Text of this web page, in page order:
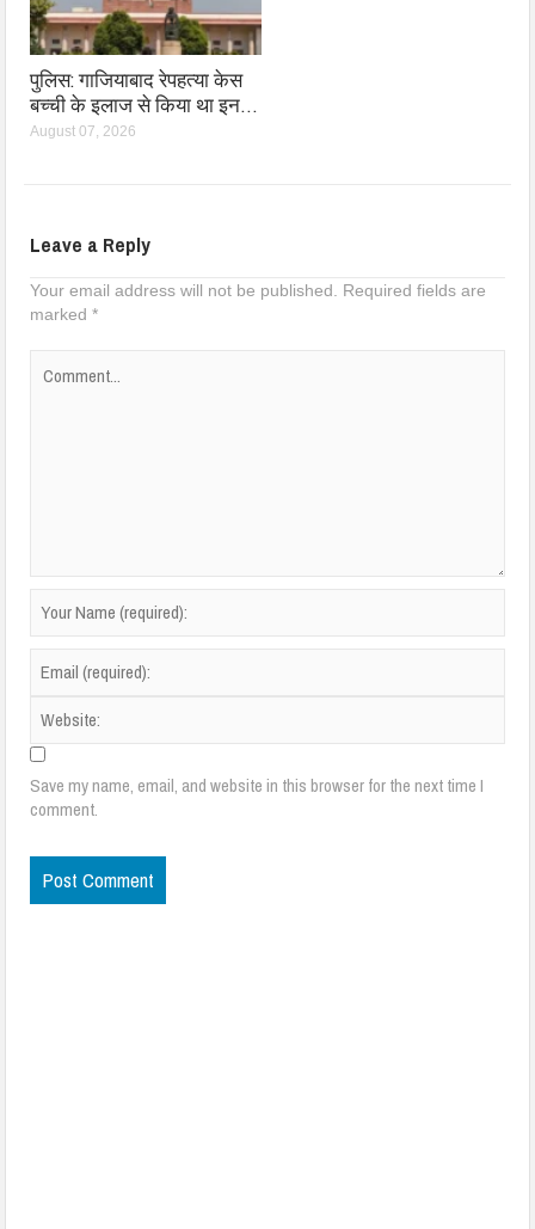
पुलिस: गाजियाबाद रेपहत्या केस
बच्ची के इलाज से किया था इन…
August 07, 2026
Leave a Reply
Your email address will not be published.
Required fields are
marked*
Save my name, email, and website in this browser for the next time I
comment.